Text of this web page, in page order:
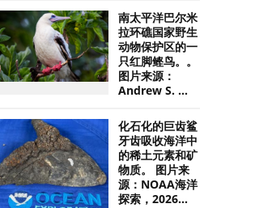
南太平洋巴尔米
拉环礁国家野生
动物保护区的一
只红脚鲣鸟。。
图片来源：
Andrew S. ...
化石化的巨齿鲨
牙齿吸收海洋中
的稀土元素和矿
物质。 图片来
源：NOAA海洋
探索，2026...